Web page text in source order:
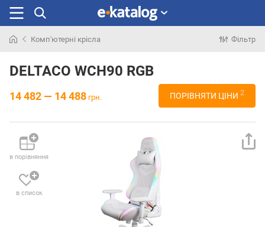
раніше
Комп'ютерні крісла Фільтр
DELTACO WCH90 RGB
14 482 — 14 488 грн. ПОРІВНЯТИ ЦІНИ 2
в порівняння
в список